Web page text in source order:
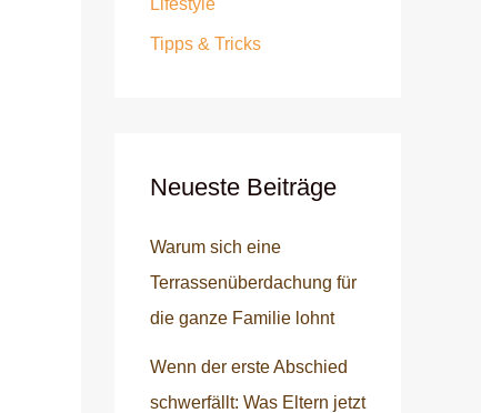
Lifestyle
Tipps & Tricks
Neueste Beiträge
Warum sich eine
Terrassenüberdachung für
die ganze Familie lohnt
Wenn der erste Abschied
schwerfällt: Was Eltern jetzt